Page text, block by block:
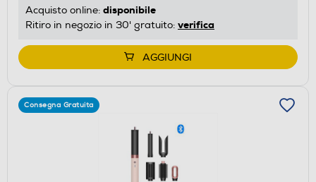
Acquisto online: disponibile
Ritiro in negozio in 30' gratuito: verifica
AGGIUNGI
Consegna Gratuita